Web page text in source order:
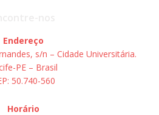
Endereço
s/n – Cidade Universitária.
PE – Brasil
50.740-560
Horário